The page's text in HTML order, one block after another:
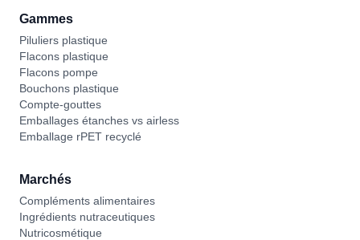
Gammes
Piluliers plastique
Flacons plastique
Flacons pompe
Bouchons plastique
Compte-gouttes
Emballages étanches vs airless
Emballage rPET recyclé
Marchés
Compléments alimentaires
Ingrédients nutraceutiques
Nutricosmétique